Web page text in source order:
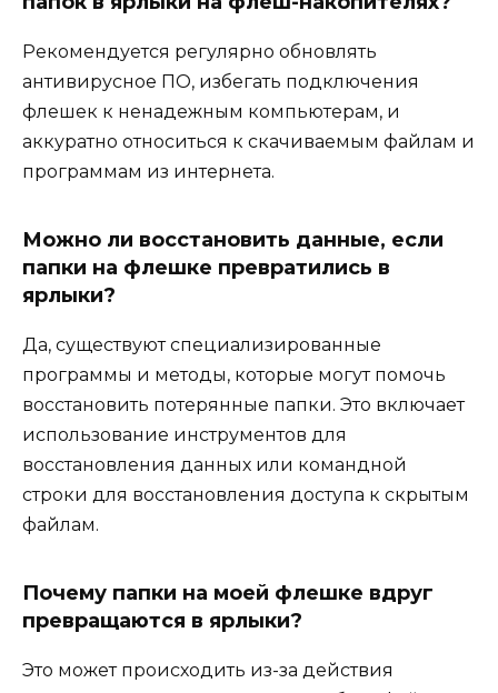
Рекомендуется регулярно обновлять
антивирусное ПО, избегать подключения
флешек к ненадежным компьютерам, и
аккуратно относиться к скачиваемым файлам и
программам из интернета.
Можно ли восстановить данные, если
папки на флешке превратились в
ярлыки?
Да, существуют специализированные
программы и методы, которые могут помочь
восстановить потерянные папки. Это включает
использование инструментов для
восстановления данных или командной
строки для восстановления доступа к скрытым
файлам.
Почему папки на моей флешке вдруг
превращаются в ярлыки?
Это может происходить из-за действия